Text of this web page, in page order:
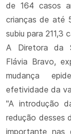
de 164 casos
crianças de até
subiu para 211,3
A Diretora da
Flávia Bravo,
mudança
efetividade da
"A introdução
redução desses
importante nas